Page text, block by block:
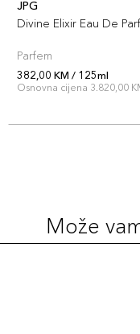
JPG
Divine Elixir Eau De
Parfem
382,00 KM / 125ml
Osnovna cijena 3.820,00
Može